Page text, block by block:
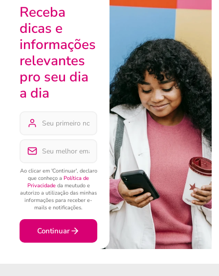
Receba
dicas e
informações
relevantes
pro seu dia
a dia
Ao clicar em 'Continuar', declaro
que conheço a Política de
Privacidadeda meutudo e
autorizo a utilização das minhas
informações para receber e-
mails e notificações.
Continuar